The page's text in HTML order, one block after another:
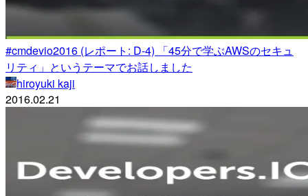
#cmdevio2016 (レポート: D-4) 「45分で学ぶAWSのセキュ
リティ」というテーマでお話しました
hiroyuki kaji
2016.02.21